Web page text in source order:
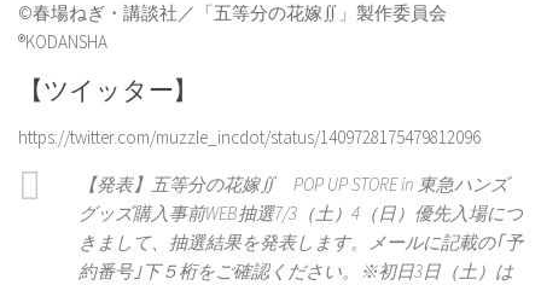
©春場ねぎ・講談社／「五等分の花嫁∬」製作委員会
®KODANSHA
【ツイッター】
https://twitter.com/muzzle_incdot/status/1409728175479812096
【発表】五等分の花嫁∬ POP UP STORE in 東急ハンズ
グッズ購入事前WEB抽選7/3（土）4（日）優先入場につ
きまして、抽選結果を発表します。メールに記載の｢予
約番号｣下５桁をご確認ください。※初日3日（土）は